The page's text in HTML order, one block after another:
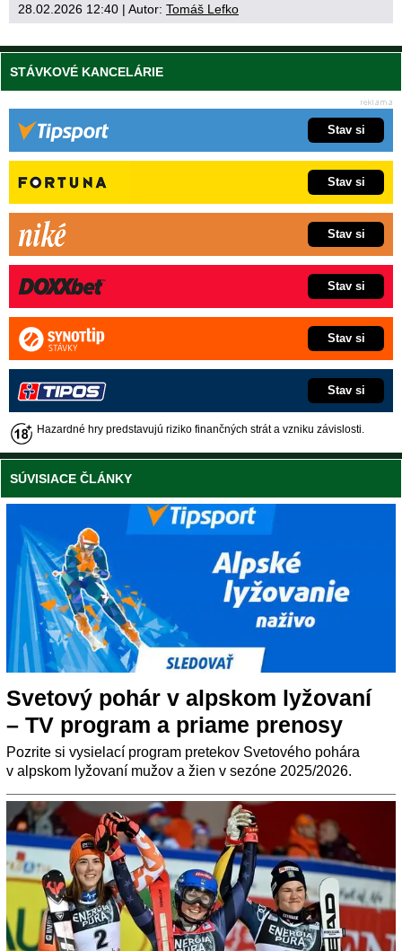
28.02.2026 12:40 | Autor: Tomáš Lefko
STÁVKOVÉ KANCELÁRIE
Stav si
Stav si
Stav si
Stav si
Stav si
Stav si
Hazardné hry predstavujú riziko finančných strát a vzniku závislosti.
SÚVISIACE ČLÁNKY
Svetový pohár v alpskom lyžovaní
– TV program a priame prenosy
Pozrite si vysielací program pretekov Svetového pohára
v alpskom lyžovaní mužov a žien v sezóne 2025/2026.